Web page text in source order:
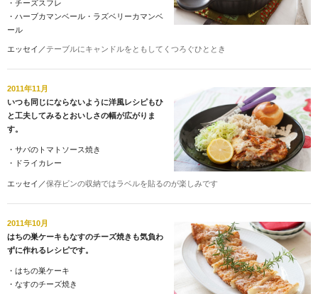
・ チーズスフレ
・ ハーブカマンベール・ラズベリーカマンベ
ール
エッセイ／テーブルにキャンドルをともしてくつろぐひととき
2011年11月
いつも同じにならないように洋風レシピもひ
と工夫してみるとおいしさの幅が広がりま
す。
・ サバのトマトソース焼き
・
ドライカレー
エッセイ／保存ビンの収納ではラベルを貼るのが楽しみです
2011年10月
はちの巣ケーキもなすのチーズ焼きも気負わ
ずに作れるレシピです。
・ はちの巣ケーキ
・ なすのチーズ焼き